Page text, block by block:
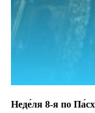
Неде́ля 8-я по